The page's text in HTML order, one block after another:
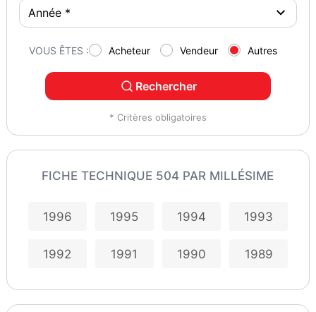
VOUS ÊTES : Acheteur Vendeur Autres
Rechercher
* Critères obligatoires
FICHE TECHNIQUE 504 PAR MILLÉSIME
1996 1995 1994 1993
1992 1991 1990 1989